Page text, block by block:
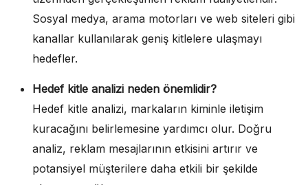
Sosyal medya, arama motorları ve web siteleri gibi
kanallar kullanılarak geniş kitlelere ulaşmayı
hedefler.
Hedef kitle analizi neden önemlidir?
Hedef kitle analizi, markaların kiminle iletişim
kuracağını belirlemesine yardımcı olur. Doğru
analiz, reklam mesajlarının etkisini artırır ve
potansiyel müşterilere daha etkili bir şekilde